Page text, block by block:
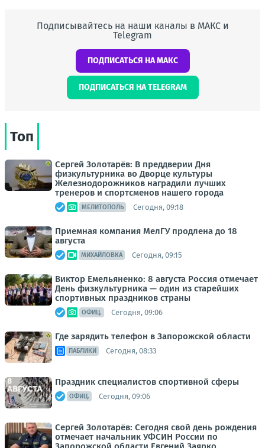
Подписывайтесь на наши каналы в МАКС и
Telegram
ПОДПИСАТЬСЯ НА МАКС
ПОДПИСАТЬСЯ НА TELEGRAM
Топ
Сергей Золотарёв: В преддверии Дня
физкультурника во Дворце культуры
Железнодорожников наградили лучших
тренеров и спортсменов нашего города
МЕЛИТОПОЛЬ Сегодня, 09:18
Приемная компания МелГУ продлена до 18
августа
МИХАЙЛОВКА Сегодня, 09:15
Виктор Емельяненко: 8 августа Россия отмечает
День физкультурника — один из старейших
спортивных праздников страны
ОФИЦ. Сегодня, 09:06
Где зарядить телефон в Запорожской области
ПАБЛИКИ Сегодня, 08:33
Праздник специалистов спортивной сферы
ОФИЦ. Сегодня, 09:06
Сергей Золотарёв: Сегодня свой день рождения
отмечает начальник УФСИН России по